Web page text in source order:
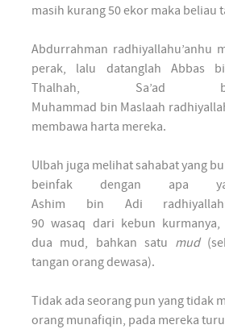
masih kurang 50 ekor maka beliau
Abdurrahman radhiyallahu’anhu
perak, lalu datanglah Abbas
Thalhah, Sa’ad
Muhammad bin Maslaah
membawa harta mereka.
Ulbah juga melihat sahabat yang
beinfak dengan apa
Ashim bin Adi
90 wasaq dari kebun kurmanya,
dua mud, bahkan satu mud
tangan orang dewasa).
Tidak ada seorang pun yang tidak
orang munafiqin, pada mereka